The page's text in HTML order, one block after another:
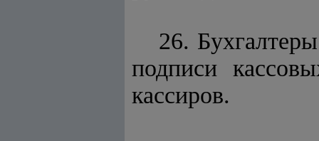
26.
подписи
кассиров.